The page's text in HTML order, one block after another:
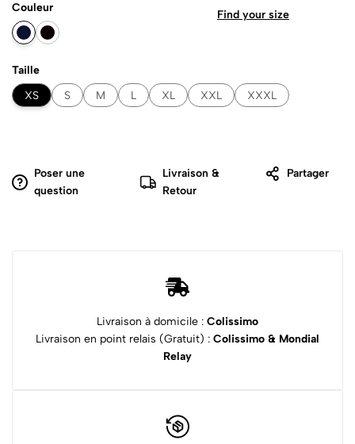
Couleur
Taille
XS
S M L XL XXL XXXL
Find your size
Poser une
question
Livraison &
Retour
Partager
Livraison à domicile : Colissimo
Livraison en point relais (Gratuit) : Colissimo & Mondial
Relay